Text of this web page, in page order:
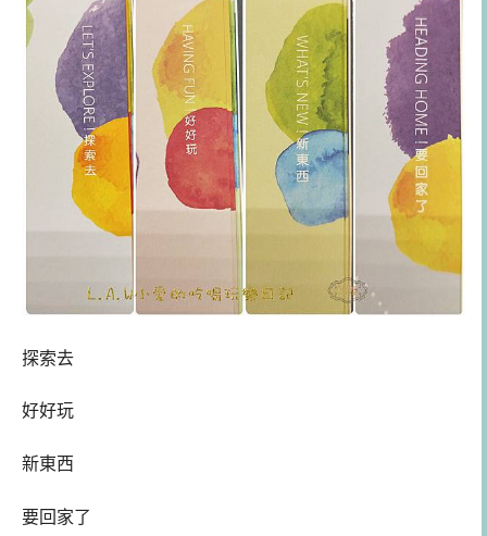
探索去
好好玩
新東西
要回家了